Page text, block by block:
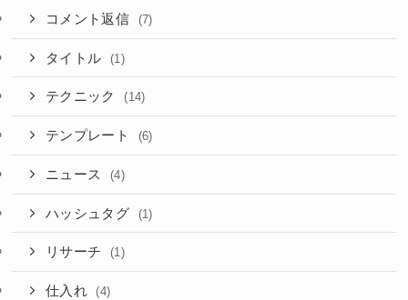
コメント返信 (7)
タイトル (1)
テクニック (14)
テンプレート (6)
ニュース (4)
ハッシュタグ (1)
リサーチ (1)
仕入れ (4)